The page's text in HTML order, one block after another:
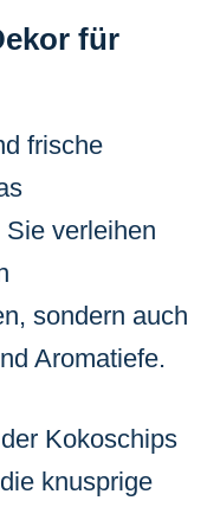
für
frische
verleihen
sondern auch
Aromatiefe.
Kokoschips
knusprige